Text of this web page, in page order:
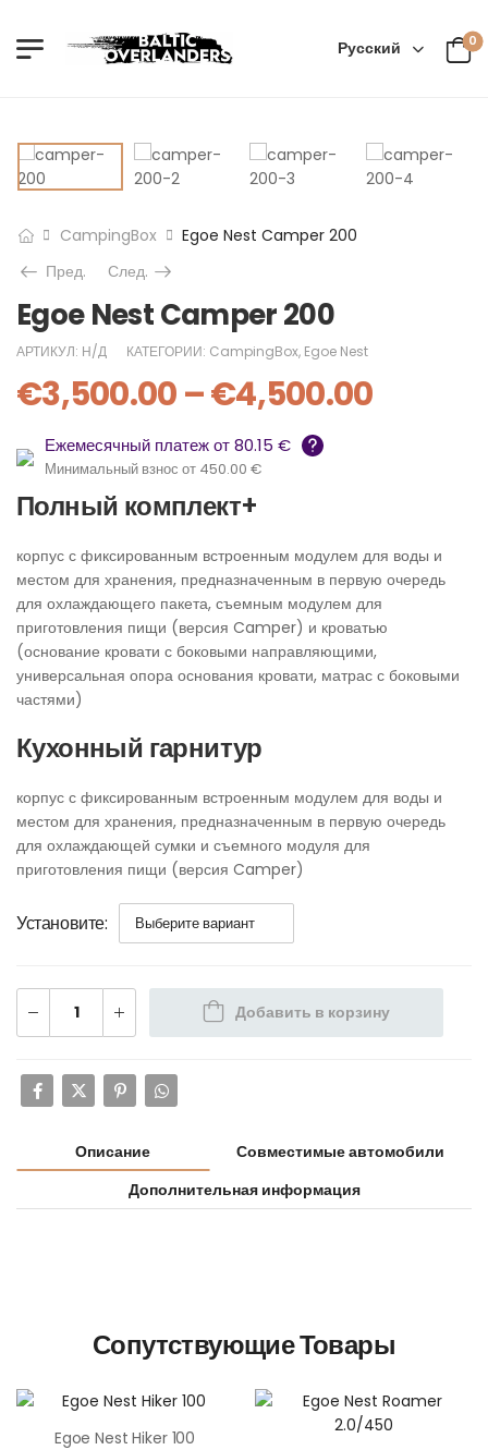
Русский 0
CampingBox
Egoe Nest Camper 200
Пред.
След.
Egoe Nest Camper 200
АРТИКУЛ: Н/Д КАТЕГОРИИ: CampingBox, Egoe Nest
€3,500.00–€4,500.00
Ежемесячный платеж от 80.15 €
Минимальный взнос от 450.00 €
Полный комплект+
корпус с фиксированным встроенным модулем для воды и
местом для хранения, предназначенным в первую очередь
для охлаждающего пакета, съемным модулем для
приготовления пищи (версия Camper) и кроватью
(основание кровати с боковыми направляющими,
универсальная опора основания кровати, матрас с боковыми
частями)
Кухонный гарнитур
корпус с фиксированным встроенным модулем для воды и
местом для хранения, предназначенным в первую очередь
для охлаждающей сумки и съемного модуля для
приготовления пищи (версия Camper)
Установите
Добавить в корзину
Описание
Совместимые автомобили
Дополнительная информация
Сопутствующие Товары
Egoe Nest Hiker 100